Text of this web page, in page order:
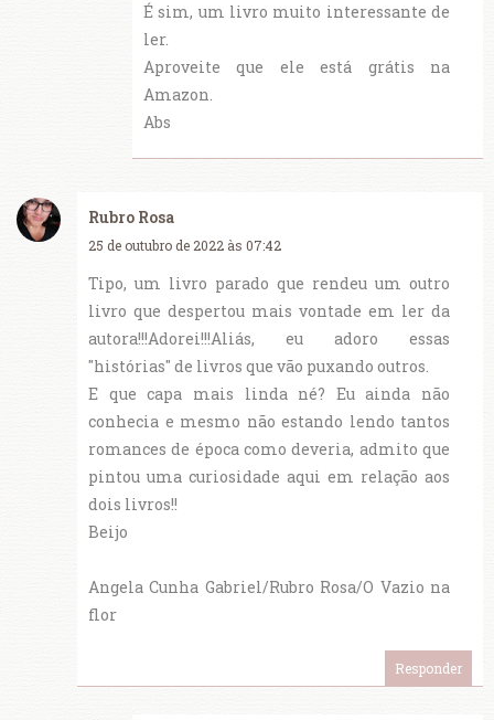
É sim, um livro muito interessante de
ler.
Aproveite que ele está grátis na
Amazon.
Abs
Rubro Rosa
25 de outubro de 2022 às 07:42
Tipo, um livro parado que rendeu um outro
livro que despertou mais vontade em ler da
autora!!!Adorei!!!Aliás, eu adoro essas
"histórias" de livros que vão puxando outros.
E que capa mais linda né? Eu ainda não
conhecia e mesmo não estando lendo tantos
romances de época como deveria, admito que
pintou uma curiosidade aqui em relação aos
dois livros!!
Beijo
Angela Cunha Gabriel/Rubro Rosa/O Vazio na
flor
Responder